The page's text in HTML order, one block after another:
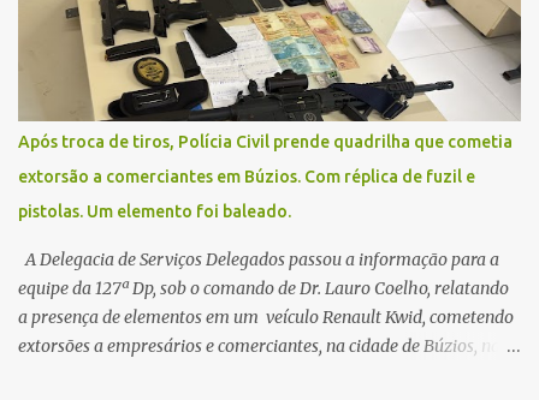
pública.
Após troca de tiros, Polícia Civil prende quadrilha que cometia
extorsão a comerciantes em Búzios. Com réplica de fuzil e
pistolas. Um elemento foi baleado.
A Delegacia de Serviços Delegados passou a informação para a
equipe da 127ª Dp, sob o comando de Dr. Lauro Coelho, relatando
a presença de elementos em um veículo Renault Kwid, cometendo
extorsões a empresários e comerciantes, na cidade de Búzios, na